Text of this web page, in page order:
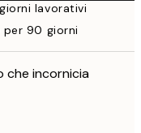
lavorativi
90 giorni
incornicia